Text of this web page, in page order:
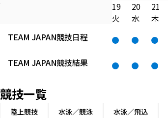
19
20 21
火
水 木
TEAM JAPAN競技日程
TEAM JAPAN競技結果
競技一覧
陸上競技 水泳／競泳 水泳／飛込